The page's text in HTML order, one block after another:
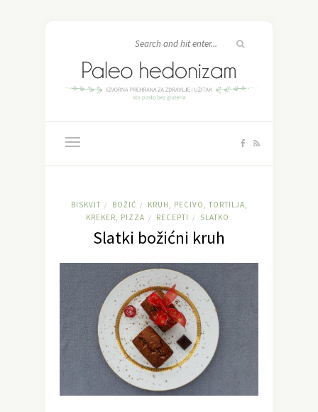
BISKVIT / BOŽIĆ /
KRUH, PECIVO, TORTILJA,
KREKER, PIZZA / RECEPTI / SLATKO
Slatki božićni kruh